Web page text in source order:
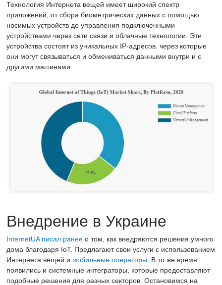
Технология Интернета вещей имеет широкий спектр
приложений, от сбора биометрических данных с помощью
носимых устройств до управления подключенными
устройствами через сети связи и облачные технологии. Эти
устройства состоят из уникальных ІР-адресов. через которые
они могут связываться и обмениваться данными внутри и с
другими машинами.
Внедрение в Украине
InternetUA писал ранее о том, как внедряются решения умного
дома благодаря IoT. Предлагают свои услуги с использованием
Интернета вещей и мобильные операторы . В то же время
появились и системные интеграторы, которые предоставляют
подобные решения для разных секторов. Остановимся на